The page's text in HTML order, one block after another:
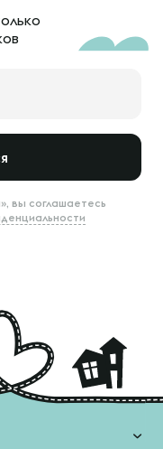
вы соглашаетесь